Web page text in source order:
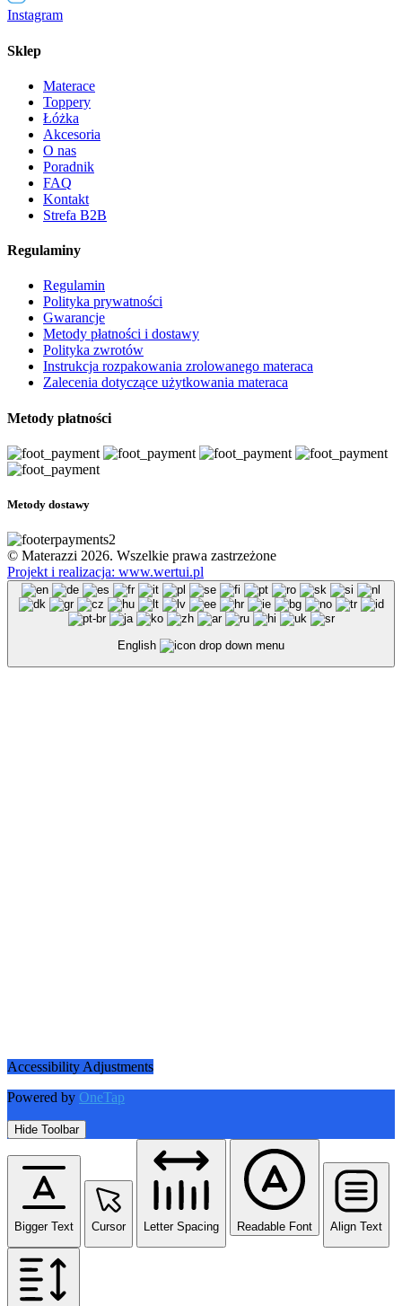
Instagram
Sklep
Materace
Toppery
Łóżka
Akcesoria
O nas
Poradnik
FAQ
Kontakt
Strefa B2B
Regulaminy
Regulamin
Polityka prywatności
Gwarancje
Metody płatności i dostawy
Polityka zwrotów
Instrukcja rozpakowania zrolowanego materaca
Zalecenia dotyczące użytkowania materaca
Metody płatności
Metody dostawy
© Materazzi 2026. Wszelkie prawa zastrzeżone
Projekt i realizacja: www.wertui.pl
English
Accessibility Adjustments
Powered by OneTap
Hide Toolbar
Bigger Text Cursor Letter Spacing Readable Font Align Text